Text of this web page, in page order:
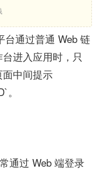
台通过普通 Web 链
进入应用时，只
中间提示
通过 Web 端登录